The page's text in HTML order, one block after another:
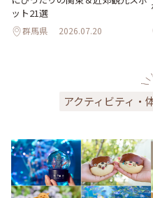
ット21選
群馬県 2026.07.20
アクティビティ・